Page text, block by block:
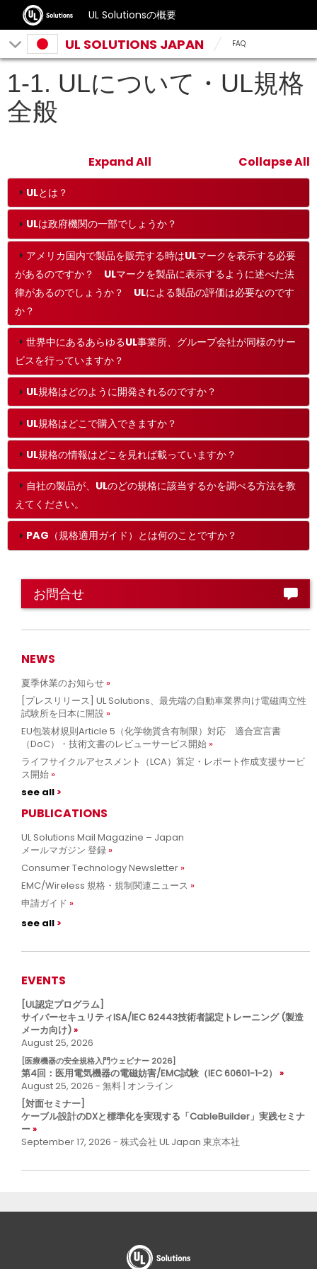
UL Solutionsの概要
UL SOLUTIONS JAPAN FAQ
1-1. ULについて・UL規格
全般
Expand All Collapse All
ULとは？
ULは政府機関の一部でしょうか？
アメリカ国内で製品を販売する時はULマークを表示する必要
があるのですか？ ULマークを製品に表示するように述べた法
律があるのでしょうか？ ULによる製品の評価は必要なのです
か？
世界中にあるあらゆるUL事業所、グループ会社が同様のサー
ビスを行っていますか？
UL規格はどのように開発されるのですか？
UL規格はどこで購入できますか？
UL規格の情報はどこを見れば載っていますか？
自社の製品が、ULのどの規格に該当するかを調べる方法を教
えてください。
PAG（規格適用ガイド）とは何のことですか？
お問合せ
NEWS
夏季休業のお知らせ
[プレスリリース] UL Solutions、最先端の自動車業界向け電磁両立性
試験所を日本に開設
EU包装材規則Article 5（化学物質含有制限）対応 適合宣言書
（DoC）・技術文書のレビューサービス開始
ライフサイクルアセスメント（LCA）算定・レポート作成支援サービ
ス開始
see all
PUBLICATIONS
UL Solutions Mail Magazine – Japan
メールマガジン 登録
Consumer Technology Newsletter
EMC/Wireless 規格・規制関連ニュース
申請ガイド
see all
EVENTS
[UL認定プログラム]
サイバーセキュリティISA/IEC 62443技術者認定トレーニング (製造
メーカ向け)
August 25, 2026
[医療機器の安全規格入門ウェビナー 2026]
第4回：医用電気機器の電磁妨害/EMC試験（IEC 60601-1-2）
August 25, 2026 - 無料 | オンライン
[対面セミナー]
ケーブル設計のDXと標準化を実現する「CableBuilder」実践セミナ
ー
September 17, 2026 - 株式会社 UL Japan 東京本社